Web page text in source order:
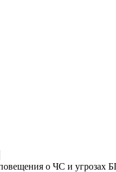
о ЧС и угрозах